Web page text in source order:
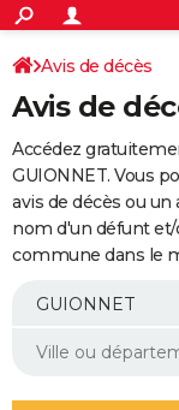
ACTUALITÉS
Politique
Société
Faits Divers
Education
Monde
Villes
+
SPORT
Coupe du monde
Football
Tennis
Cyclisme
Rugby
Forum
Programme TV
TNT
Streaming
Cinéma
Sorties cinéma
Musique
+
FINANCE
Retraite
Epargne
Immobilier
Risques naturels par
Banque
Assurance
AUTO
Essais
Réserver un essai
Citadines
Berlines
SUV
Forum auto
+
Mobiles
Meilleur smartphone
Internet
Ordinateurs
Jeux vidéo
Guide high-tech
Aménagement intérieur
Avis de décès
Avis de
Accédez
GUIONNET. Vous
avis de décès ou
nom d'un défunt et/
commune dans le